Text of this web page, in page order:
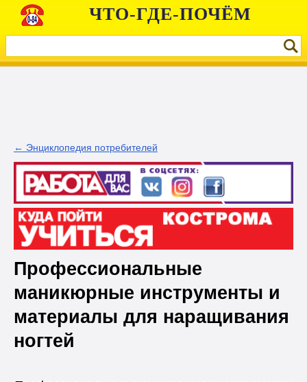
ЧТО-ГДЕ-ПОЧЁМ
← Энциклопедия потребителей
Профессиональные
маникюрные инструменты и
материалы для наращивания
ногтей